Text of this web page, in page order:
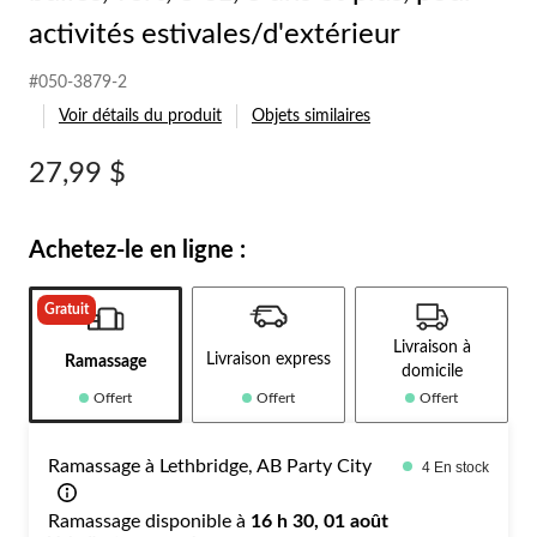
activités estivales/d'extérieur
#050-3879-2
Voir détails du produit
Objets similaires
27,99 $
Achetez-le en ligne :
Gratuit
Ramassage
Offert
Livraison express
Offert
Livraison à
domicile
Offert
Ramassage à Lethbridge, AB Party City 4 En stock
Ramassage disponible à 16 h 30, 01 août